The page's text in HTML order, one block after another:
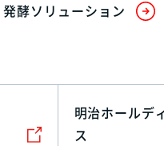
発酵ソリューション
明治ホールデ
ス